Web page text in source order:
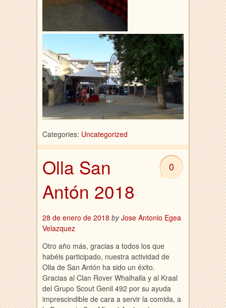
Categories: Uncategorized
0
Olla San
Antón 2018
28 de enero de 2018 by Jose Antonio Egea
Velazquez
Otro año más, gracias a todos los que
habéis participado, nuestra actividad de
Olla de San Antón ha sido un éxito.
Gracias al Clan Rover Whalhalla y al Kraal
del Grupo Scout Genil 492 por su ayuda
imprescindible de cara a servir la comida, a